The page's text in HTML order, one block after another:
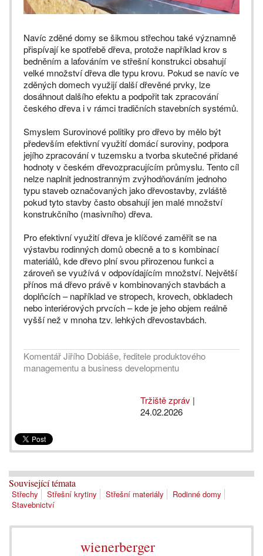
Navíc zděné domy se šikmou střechou také významně
přispívají ke spotřebě dřeva, protože například krov s
bedněním a laťováním ve střešní konstrukci obsahují
velké množství dřeva dle typu krovu. Pokud se navíc ve
zděných domech využijí další dřevěné prvky, lze
dosáhnout dalšího efektu a podpořit tak zpracování
českého dřeva i v rámci tradičních stavebních systémů.
Smyslem Surovinové politiky pro dřevo by mělo být
především efektivní využití domácí suroviny, podpora
jejího zpracování v tuzemsku a tvorba skutečné přidané
hodnoty v českém dřevozpracujícím průmyslu. Tento cíl
nelze naplnit jednostranným zvýhodňováním jednoho
typu staveb označovaných jako dřevostavby, zvláště
pokud tyto stavby často obsahují jen malé množství
konstrukčního (masivního) dřeva.
Pro efektivní využití dřeva je klíčové zaměřit se na
výstavbu rodinných domů obecně a to s kombinací
materiálů, kde dřevo plní svou přirozenou funkci a
zároveň se využívá v odpovídajícím množství. Největší
přínos má dřevo právě v kombinovaných stavbách a
doplňcích – například ve stropech, krovech, obkladech
nebo interiérových prvcích – kde je jeho objem reálně
vyšší než v mnoha tzv. lehkých dřevostavbách.
Komentář Jiřího Dobiáše, ředitele produktového
managementu a business developmentu
Tržiště zpráv |
24.02.2026
Související témata
Střechy Střešní krytiny Střešní materiály
Rodinné domy
Stavebnictví
wienerberger